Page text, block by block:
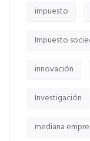
impuesto
Impuesto
innovación
Investigación
mediana